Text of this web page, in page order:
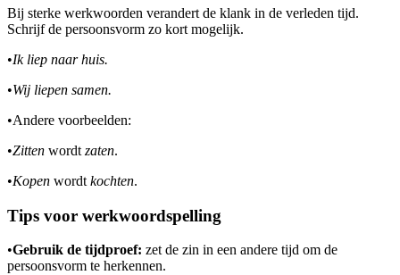
Bij sterke werkwoorden verandert de klank in de verleden tijd.
Schrijf de persoonsvorm zo kort mogelijk.
•Ik liep naar huis.
•Wij liepen samen.
•Andere voorbeelden:
•Zitten wordt zaten.
•Kopen wordt kochten.
Tips voor werkwoordspelling
•Gebruik de tijdproef: zet de zin in een andere tijd om de
persoonsvorm te herkennen.